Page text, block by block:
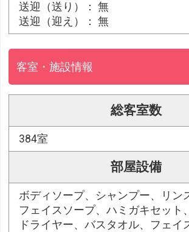
送迎（送り）： 無
送迎（迎え）： 無
客室・施設情報
総客室数
384室
部屋設備
ボディソープ、シャンプー、リン
フェイスソープ、ハミガキセット
ドライヤー、バスタオル、フェイ